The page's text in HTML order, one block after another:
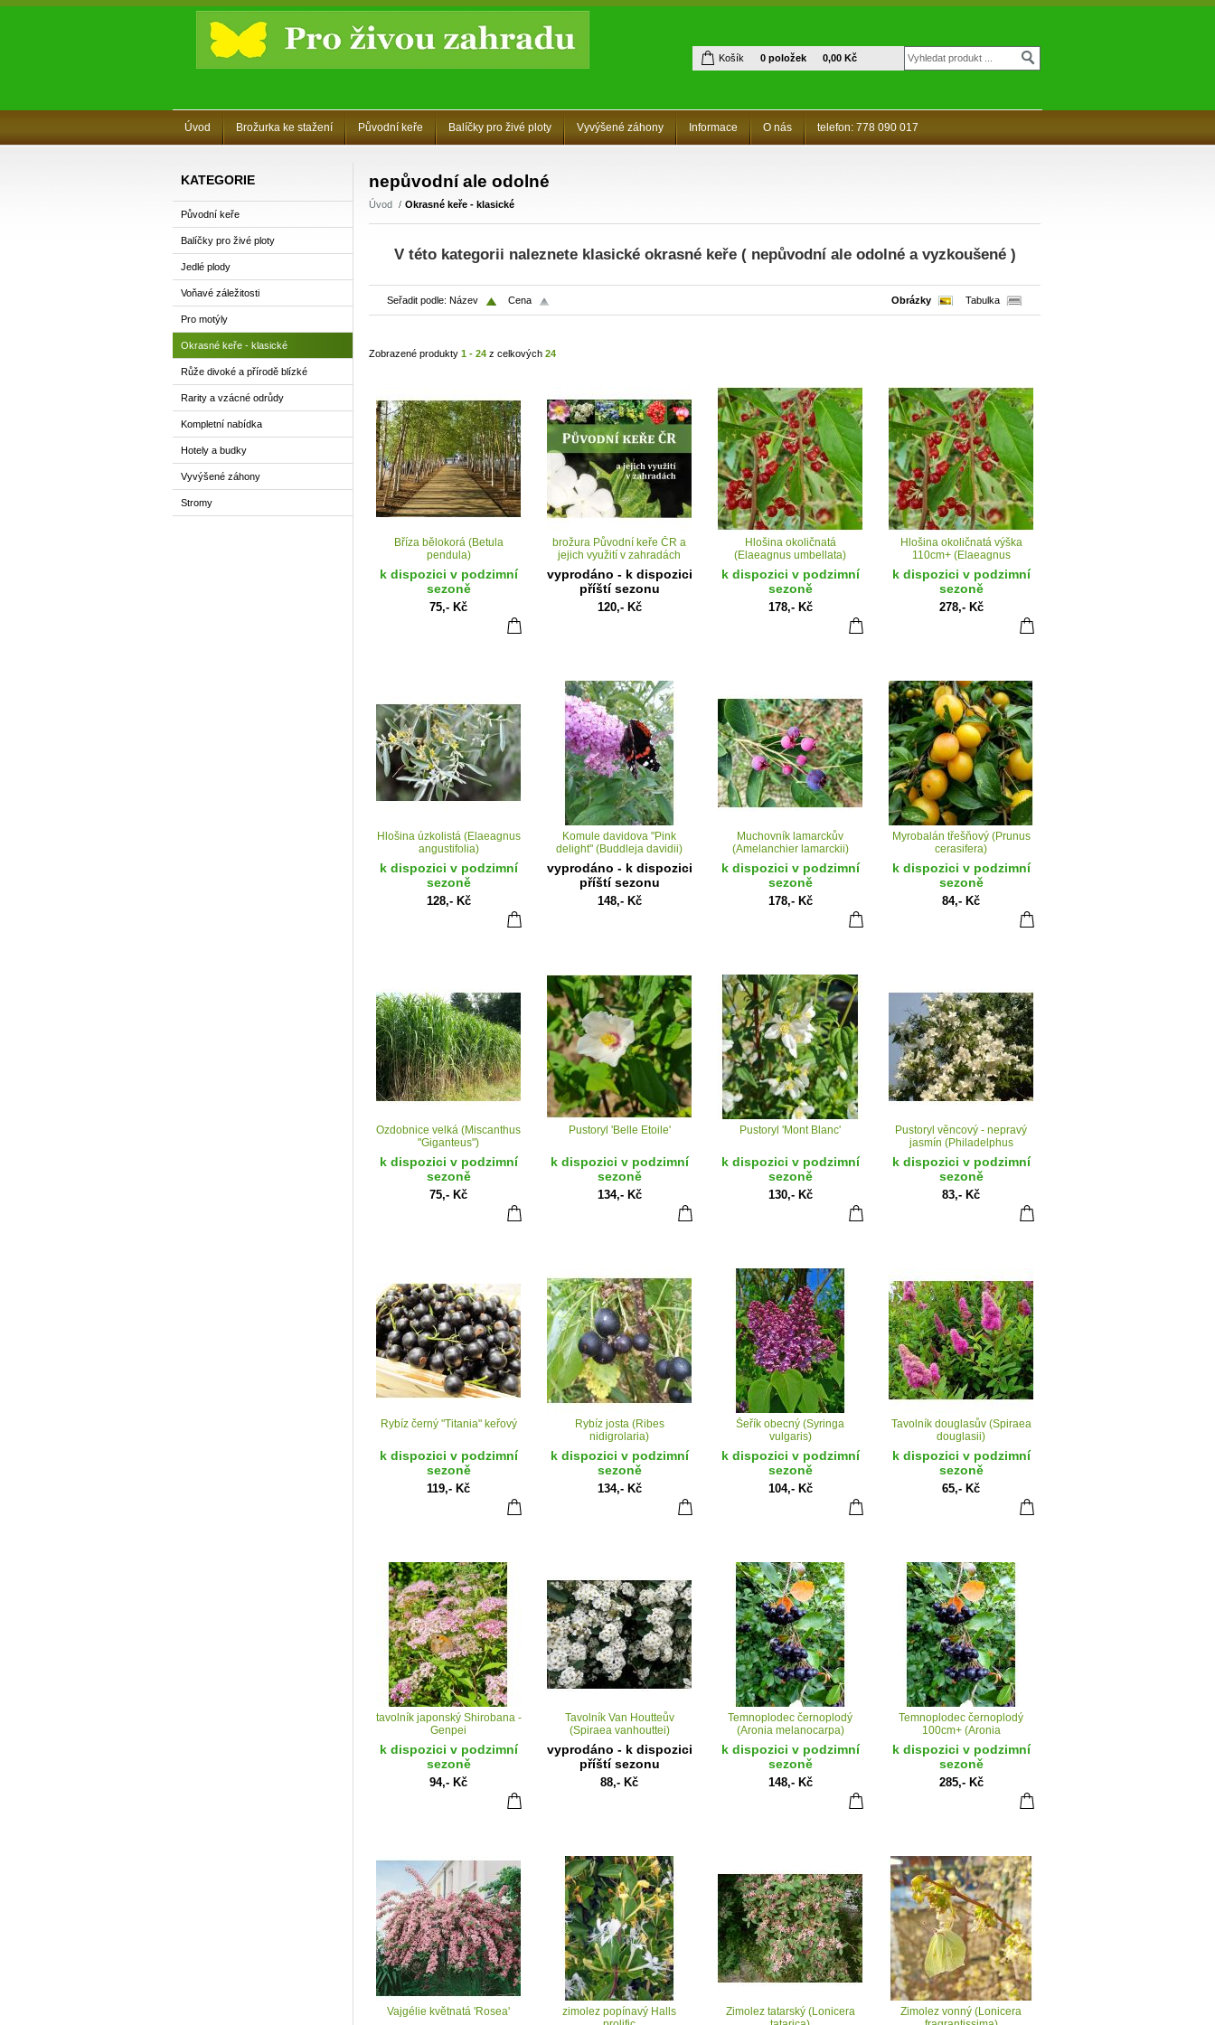
Košík 0 položek 0,00 Kč
Úvod Brožurka ke stažení Původní keře Balíčky pro živé ploty Vyvýšené záhony Informace O nás telefon: 778 090 017
KATEGORIE
Původní keře
Balíčky pro živé ploty
Jedlé plody
Voňavé záležitosti
Pro motýly
Okrasné keře - klasické
Růže divoké a přírodě blízké
Rarity a vzácné odrůdy
Kompletní nabídka
Hotely a budky
Vyvýšené záhony
Stromy
nepůvodní ale odolné
Úvod Okrasné keře - klasické
V této kategorii naleznete klasické okrasné keře ( nepůvodní ale odolné a vyzkoušené )
Seřadit podle: Název Cena Obrázky Tabulka
Zobrazené produkty 1 - 24 z celkových 24
Bříza bělokorá (Betula
pendula)
k dispozici v podzimní
sezoně
75,- Kč
brožura Původní keře ČR a
jejich využití v zahradách
vyprodáno - k dispozici
příští sezonu
120,- Kč
Hlošina okoličnatá
(Elaeagnus umbellata)
k dispozici v podzimní
sezoně
178,- Kč
Hlošina okoličnatá výška
110cm+ (Elaeagnus
umbellata)
k dispozici v podzimní
sezoně
278,- Kč
Hlošina úzkolistá (Elaeagnus
angustifolia)
k dispozici v podzimní
sezoně
128,- Kč
Komule davidova "Pink
delight" (Buddleja davidii)
vyprodáno - k dispozici
příští sezonu
148,- Kč
Muchovník lamarckův
(Amelanchier lamarckii)
k dispozici v podzimní
sezoně
178,- Kč
Myrobalán třešňový (Prunus
cerasifera)
k dispozici v podzimní
sezoně
84,- Kč
Ozdobnice velká (Miscanthus
"Giganteus")
k dispozici v podzimní
sezoně
75,- Kč
Pustoryl 'Belle Etoile'
k dispozici v podzimní
sezoně
134,- Kč
Pustoryl 'Mont Blanc'
k dispozici v podzimní
sezoně
130,- Kč
Pustoryl věncový - nepravý
jasmín (Philadelphus
coronarius)
k dispozici v podzimní
sezoně
83,- Kč
Rybíz černý "Titania" keřový
k dispozici v podzimní
sezoně
119,- Kč
Rybíz josta (Ribes
nidigrolaria)
k dispozici v podzimní
sezoně
134,- Kč
Šeřík obecný (Syringa
vulgaris)
k dispozici v podzimní
sezoně
104,- Kč
Tavolník douglasův (Spiraea
douglasii)
k dispozici v podzimní
sezoně
65,- Kč
tavolník japonský Shirobana -
Genpei
k dispozici v podzimní
sezoně
94,- Kč
Tavolník Van Houtteův
(Spiraea vanhouttei)
vyprodáno - k dispozici
příští sezonu
88,- Kč
Temnoplodec černoplodý
(Aronia melanocarpa)
k dispozici v podzimní
sezoně
148,- Kč
Temnoplodec černoplodý
100cm+ (Aronia
melanocarpa)
k dispozici v podzimní
sezoně
285,- Kč
Vajgélie květnatá 'Rosea'
zimolez popínavý Halls
Zimolez tatarský (Lonicera
Zimolez vonný (Lonicera